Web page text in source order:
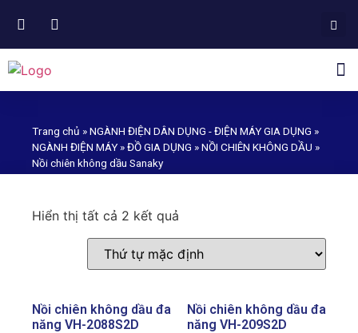
Trang chủ »NGÀNH ĐIỆN DÂN DỤNG - ĐIỆN MÁY GIA DỤNG »
NGÀNH ĐIỆN MÁY»ĐỒ GIA DỤNG »NỒI CHIÊN KHÔNG DẦU »
Nồi chiên không dầu Sanaky
PHÁT TRIỂN
Hiển thị tất cả 2 kết quả
Nồi chiên không dầu đa
năng VH-2088S2D
Nồi chiên không dầu đa
năng VH-209S2D